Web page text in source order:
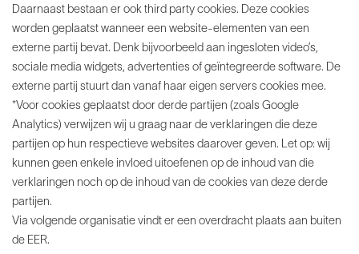
Daarnaast bestaan er ook third party cookies. Deze cookies
worden geplaatst wanneer een website-elementen van een
externe partij bevat. Denk bijvoorbeeld aan ingesloten video’s,
sociale media widgets, advertenties of geïntegreerde software. De
externe partij stuurt dan vanaf haar eigen servers cookies mee.
*Voor cookies geplaatst door derde partijen (zoals Google
Analytics) verwijzen wij u graag naar de verklaringen die deze
partijen op hun respectieve websites daarover geven. Let op: wij
kunnen geen enkele invloed uitoefenen op de inhoud van die
verklaringen noch op de inhoud van de cookies van deze derde
partijen.
Via volgende organisatie vindt er een overdracht plaats aan buiten
de EER.